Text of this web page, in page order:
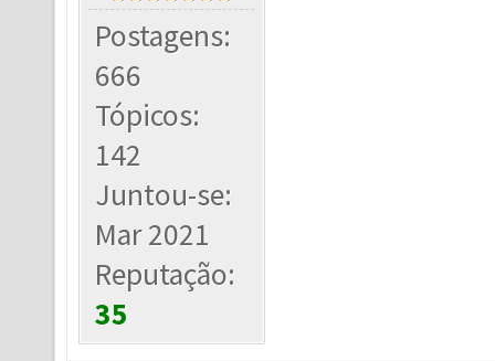
Postagens:
666
Tópicos:
142
Juntou-se:
Mar 2021
Reputação:
35